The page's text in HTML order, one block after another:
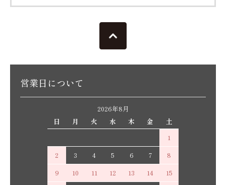
営業日について
2026年8月
日
月 火 水 木 金
土
1
2
3 4 5 6 7
8
9
10 11 12 13 14
15